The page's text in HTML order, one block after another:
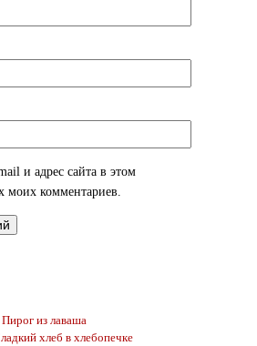
и адрес сайта в этом
моих комментариев.
Пирог из лаваша
хлеб в хлебопечке